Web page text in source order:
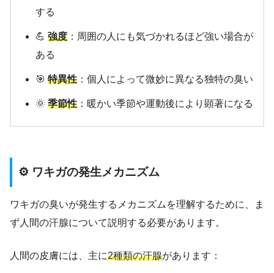
する
💪 強度 ：周囲の人にも気づかれるほど強い場合が
ある
🎯 特異性 ：個人によって微妙に異なる独特の臭い
🌞 季節性 ：暖かい季節や運動後により顕著になる
⚙️ ワキガの発生メカニズム
ワキガの臭いが発生するメカニズムを理解するために、ま
ず人間の汗腺について説明する必要があります。
人間の皮膚には、主に2種類の汗腺があります：